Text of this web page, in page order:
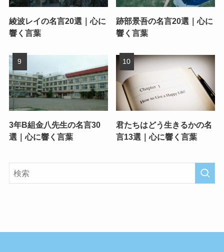
綾波レイの名言20選｜心に
響く言葉
跡部景吾の名言20選｜心に
響く言葉
3年B組金八先生の名言30
選｜心に響く言葉
君たちはどう生きるかの名
言13選｜心に響く言葉